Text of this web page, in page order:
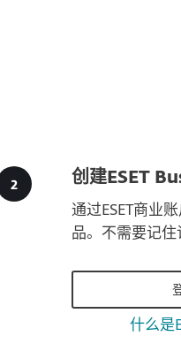
创建ESET
通过ESET商业
品。不需要记住
什么是